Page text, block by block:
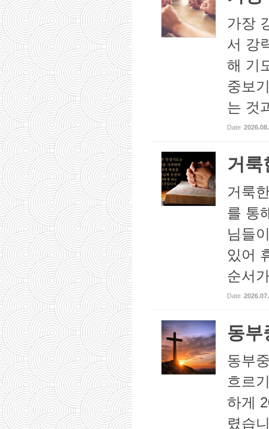
가장
서 강
해 기
중보
는 것
Date
거룩
거룩
를 통
님들
있어
순서
Date
동부
동부
흐르
하게
렸습